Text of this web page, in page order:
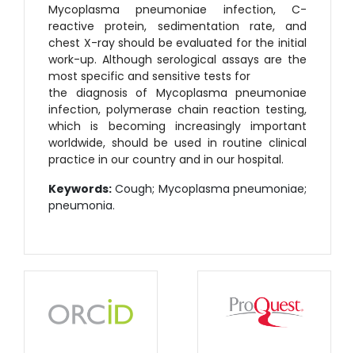
Mycoplasma pneumoniae infection, C-
reactive protein, sedimentation rate, and
chest X-ray should be evaluated for the initial
work-up. Although serological assays are the
most specific and sensitive tests for
the diagnosis of Mycoplasma pneumoniae
infection, polymerase chain reaction testing,
which is becoming increasingly important
worldwide, should be used in routine clinical
practice in our country and in our hospital.
Keywords: Cough; Mycoplasma pneumoniae;
pneumonia.